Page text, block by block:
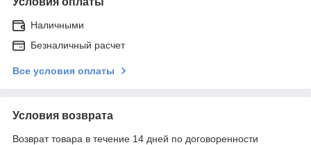
Наличными
Безналичный расчет
Все условия оплаты
Условия возврата
Возврат товара в течение 14 дней по договоренности